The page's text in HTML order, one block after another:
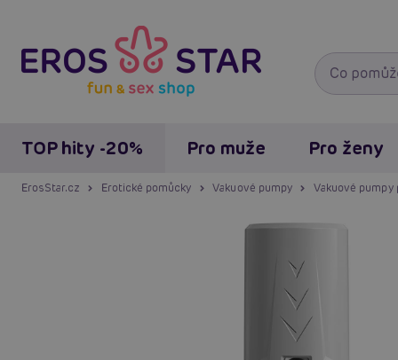
TOP hity -20% Pro muže Pro ženy
ErosStar.cz Erotické pomůcky Vakuové pumpy Vakuové pumpy